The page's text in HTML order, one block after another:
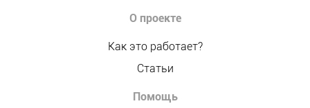
О проекте
Как это работает?
Статьи
Помощь